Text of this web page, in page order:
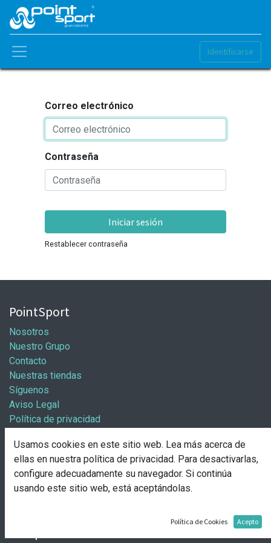
Identificarse
Correo electrónico
Contraseña
Iniciar sesión
Restablecer contraseña
PointSport
Nosotros
Nuestro Grupo
Contacto
Nuestras tiendas
Síguenos
Aviso Legal
Política de privacidad
Información / Franquicias
Abre tu tienda
Pasos para abrir tu tienda
Usamos cookies en este sitio web. Lea más acerca de
ellas en nuestra política de privacidad. Para desactivarlas,
configure adecuadamente su navegador. Si continúa
usando este sitio web, está aceptándolas.
Política de Cookies Acepto